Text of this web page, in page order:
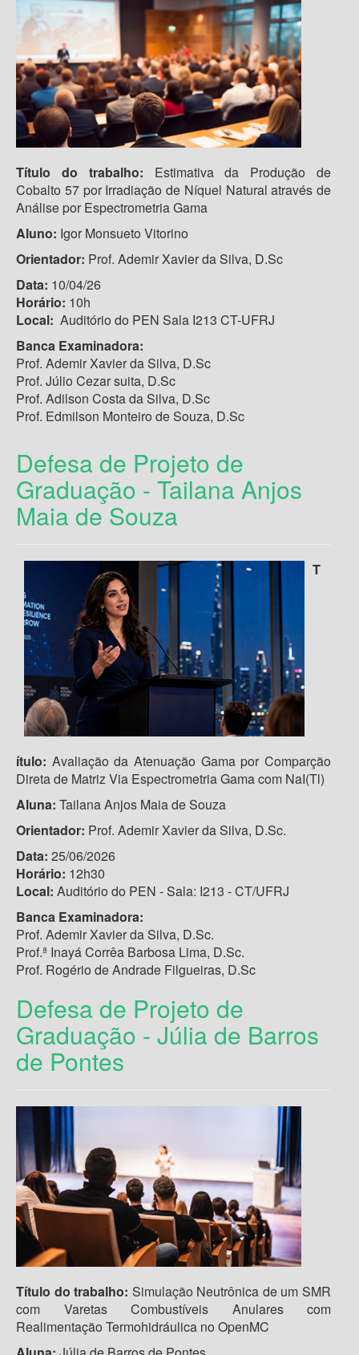
Título do trabalho: Estimativa da Produção de
Cobalto 57 por Irradiação de Níquel Natural através de
Análise por Espectrometria Gama
Aluno: Igor Monsueto Vitorino
Orientador: Prof. Ademir Xavier da Silva, D.Sc
Data: 10/04/26
Horário: 10h
Local: Auditório do PEN Sala I213 CT-UFRJ
Banca Examinadora:
Prof. Ademir Xavier da Silva, D.Sc
Prof. Júlio Cezar suita, D.Sc
Prof. Adilson Costa da Silva, D.Sc
Prof. Edmilson Monteiro de Souza, D.Sc
Defesa de Projeto de
Graduação - Tailana Anjos
Maia de Souza
T
ítulo: Avaliação da Atenuação Gama por Comparção
Direta de Matriz Via Espectrometria Gama com NaI(Tl)
Aluna: Tailana Anjos Maia de Souza
Orientador: Prof. Ademir Xavier da Silva, D.Sc.
Data: 25/06/2026
Horário: 12h30
Local: Auditório do PEN - Sala: I213 - CT/UFRJ
Banca Examinadora:
Prof. Ademir Xavier da Silva, D.Sc.
Prof.ª Inayá Corrêa Barbosa Lima, D.Sc.
Prof. Rogério de Andrade Filgueiras, D.Sc
Defesa de Projeto de
Graduação - Júlia de Barros
de Pontes
Título do trabalho: Simulação Neutrônica de um SMR
com Varetas Combustíveis Anulares com
Realimentação Termohidráulica no OpenMC